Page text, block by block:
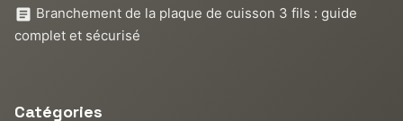
Branchement de la plaque de cuisson 3 fils : guide
complet et sécurisé
Catégories